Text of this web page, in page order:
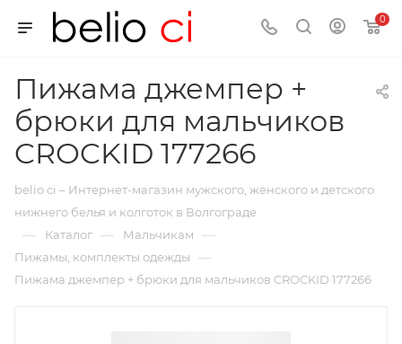
0
Пижама джемпер +
брюки для мальчиков
CROCKID 177266
belio ci – Интернет-магазин мужского, женского и детского
нижнего белья и колготок в Волгограде
— Каталог — Мальчикам —
Пижамы, комплекты одежды —
Пижама джемпер + брюки для мальчиков CROCKID 177266